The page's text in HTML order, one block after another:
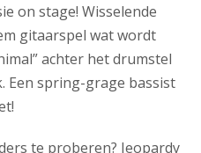
on stage! Wisselende
gitaarspel wat wordt
achter het drumstel
Een spring-grage bassist
te proberen? Jeopardy